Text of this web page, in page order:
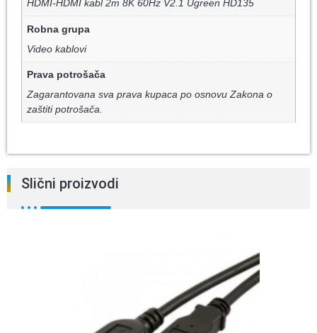
HDMI-HDMI kabl 2m 8K 60Hz V2.1 Ugreen HD135
Robna grupa
Video kablovi
Prava potrošača
Zagarantovana sva prava kupaca po osnovu Zakona o
zaštiti potrošača.
Slični proizvodi